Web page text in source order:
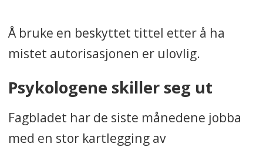
Å bruke en beskyttet tittel etter å ha
mistet autorisasjonen er ulovlig.
Psykologene skiller seg ut
Fagbladet har de siste månedene jobba
med en stor kartlegging av